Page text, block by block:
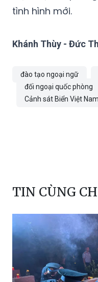
tình hình mới.
Khánh Thùy - Đức
đào tạo ngoại ngữ
đối ngoại quốc phòng
Cảnh sát Biển Việt Nam
TIN CÙNG